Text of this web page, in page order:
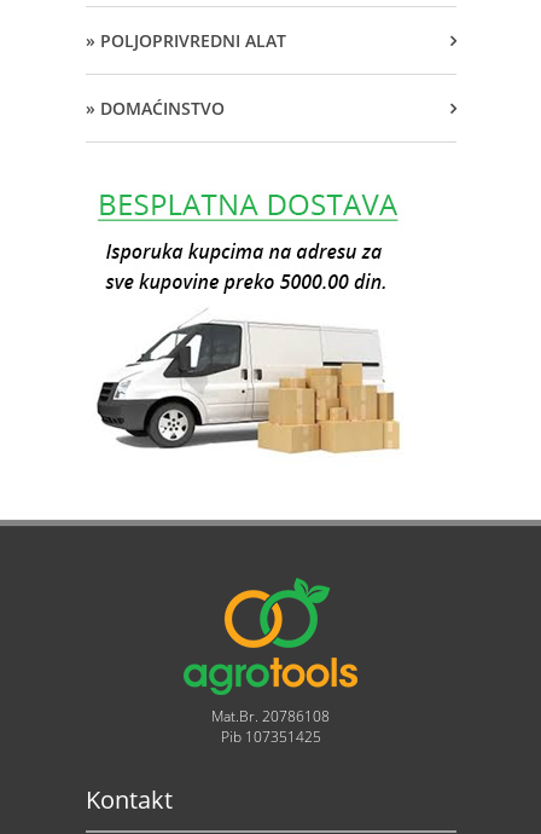
» POLJOPRIVREDNI ALAT
» DOMAĆINSTVO
Mat.Br. 20786108
Pib 107351425
Kontakt